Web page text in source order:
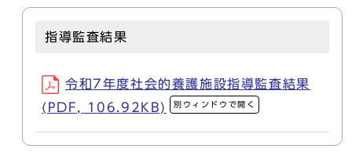
指導監査結果
令和7年度社会的養護施設指導監査結果
(PDF, 106.92KB)
別ウィンドウで開く